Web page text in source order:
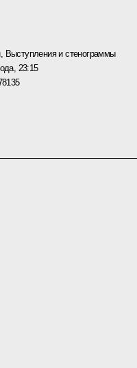
, Выступления и стенограммы
23:15